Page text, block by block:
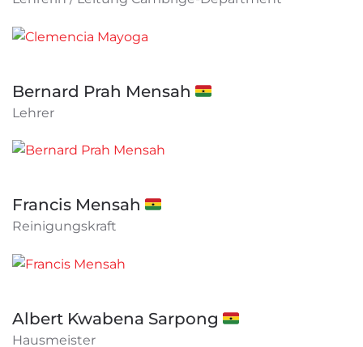
Bernard Prah Mensah 🇬🇭
Lehrer
Francis Mensah 🇬🇭
Reinigungskraft
Albert Kwabena Sarpong 🇬🇭
Hausmeister